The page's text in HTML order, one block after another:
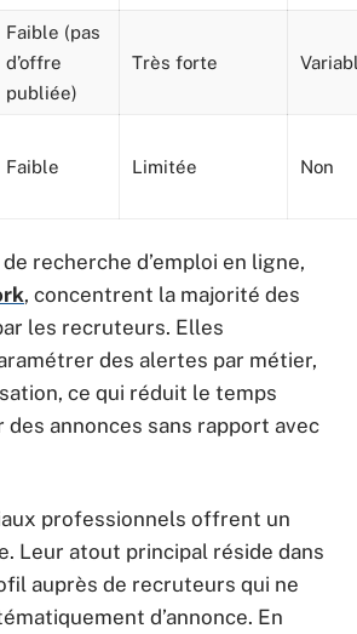
Faible (pas
d’offre
publiée)
Très forte
Faible Limitée Non
recherche d’emploi en ligne,
, concentrent la majorité des
les recruteurs. Elles
des alertes par métier,
ce qui réduit le temps
des annonces sans rapport avec
professionnels offrent un
Leur atout principal réside dans
auprès de recruteurs qui ne
d’annonce. En